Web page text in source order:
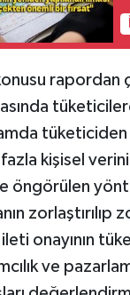
rapordan
tüketiciden
kişisel
öngörülen
onayının
ve